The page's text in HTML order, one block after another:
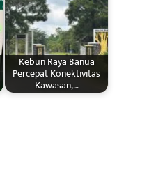
Kebun Raya Banua
Percepat Konektivitas
Kawasan,…